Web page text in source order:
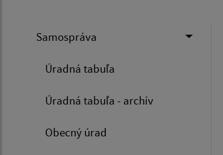
Samospráva
Úradná tabuľa
Úradná tabuľa - archív
Obecný úrad